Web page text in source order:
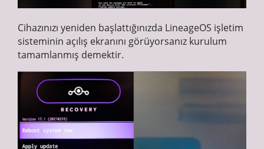
Cihazınızı yeniden başlattığınızda LineageOS işletim
sisteminin açılış ekranını görüyorsanız kurulum
tamamlanmış demektir.